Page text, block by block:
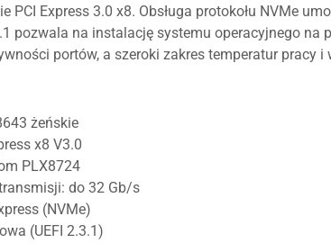
PCI Express 3.0 x8. Obsługa protokołu NVMe
pozwala na instalację systemu operacyjnego na
portów, a szeroki zakres temperatur pracy
żeńskie
x8 V3.0
PLX8724
do 32 Gb/s
(NVMe)
(UEFI 2.3.1)